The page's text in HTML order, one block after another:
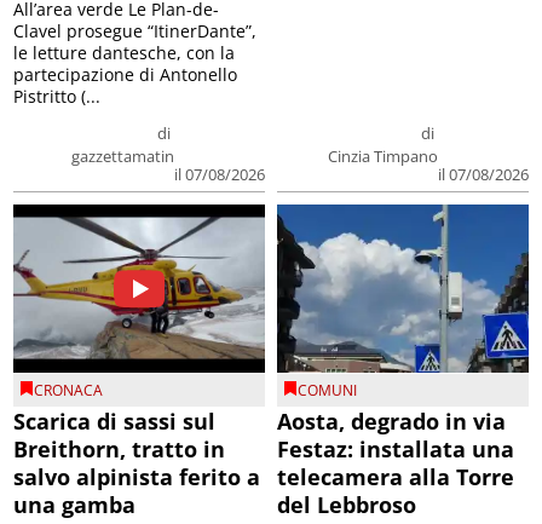
di
gazzettamatin
il 07/08/2026
All’area verde Le Plan-de-
Clavel prosegue “ItinerDante”,
le letture dantesche, con la
partecipazione di Antonello
Pistritto (...
di
Cinzia Timpano
il 07/08/2026
CRONACA
Scarica di sassi sul
Breithorn, tratto in
salvo alpinista ferito a
una gamba
COMUNI
Aosta, degrado in via
Festaz: installata una
telecamera alla Torre
del Lebbroso